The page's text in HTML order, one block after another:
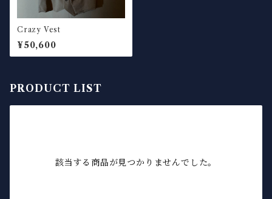
Crazy Vest
¥50,600
PRODUCT LIST
該当する商品が見つかりませんでした。